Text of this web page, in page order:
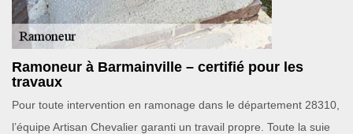
Ramoneur à Barmainville – certifié pour les
travaux
Pour toute intervention en ramonage dans le département 28310,
l’équipe Artisan Chevalier garanti un travail propre. Toute la suie